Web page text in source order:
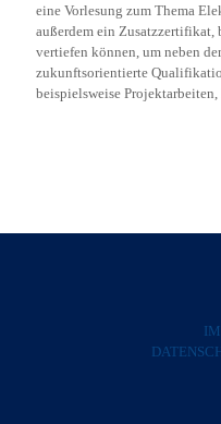
eine Vorlesung zum Thema
außerdem ein Zusatzzertifikat,
vertiefen können, um neben
zukunftsorientierte
beispielsweise